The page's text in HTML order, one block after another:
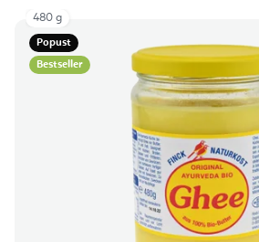
Popust
Bestseller
480 g